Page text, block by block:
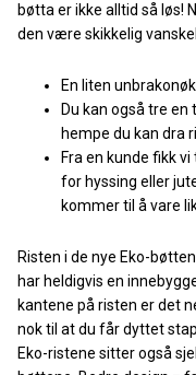
bøtta er ikke alltid så løs!
den være skikkelig
En liten
Du kan også tre
hempe du kan dra
Fra en kunde fikk
for hyssing eller
kommer til å vare
Risten i de nye Eko-
har heldigvis en
kantene på risten er det
nok til at du får dyttet
Eko-ristene sitter også